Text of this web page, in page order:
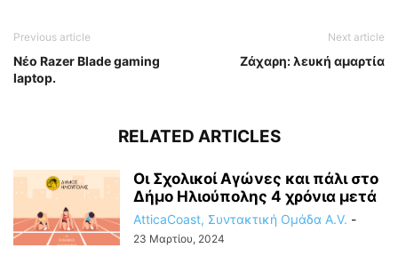
Previous article
Νέο Razer Blade gaming
laptop.
Next article
Ζάχαρη: λευκή αμαρτία
RELATED ARTICLES
Οι Σχολικοί Αγώνες και πάλι στο
Δήμο Ηλιούπολης 4 χρόνια μετά
AtticaCoast, Συντακτική Ομάδα A.V. -
23 Μαρτίου, 2024